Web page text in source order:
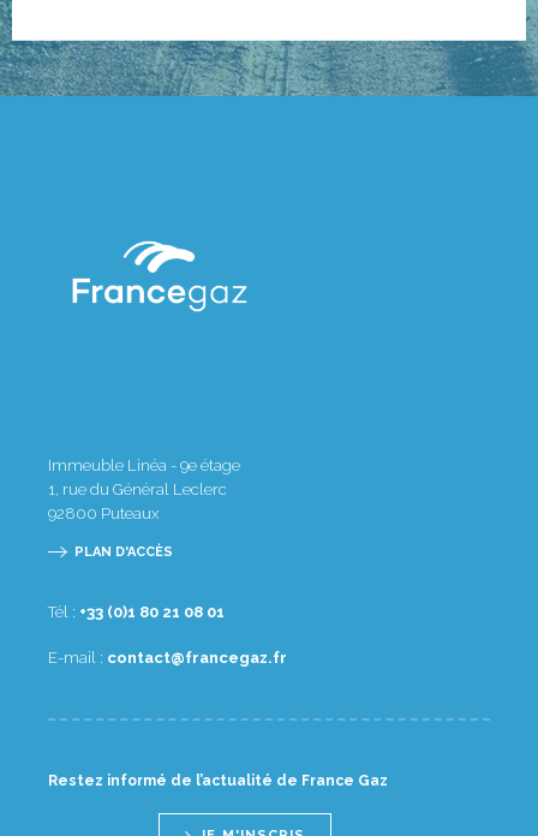
Immeuble Linéa - 9e étage
1, rue du Général Leclerc
92800 Puteaux
PLAN D'ACCÈS
Tél : 10 80 12 08 1(0) 33+
E-mail : rf.zagecnarf@tcatnoc
Restez informé de l’actualité de France Gaz